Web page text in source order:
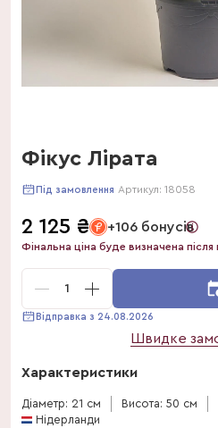
Фікус Лірата
Під замовлення Артикул: 18058
2 125 ₴ +106 бонусів
Фінальна ціна буде визначена
1
Відправка з 24.08.2026
Швидке
Характеристики
Діаметр: 21 см Висота: 50 см
Нідерланди